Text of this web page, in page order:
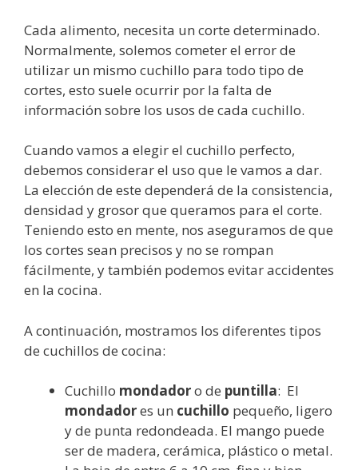
Cada alimento, necesita un corte determinado.
Normalmente, solemos cometer el error de
utilizar un mismo cuchillo para todo tipo de
cortes, esto suele ocurrir por la falta de
información sobre los usos de cada cuchillo.
Cuando vamos a elegir el cuchillo perfecto,
debemos considerar el uso que le vamos a dar.
La elección de este dependerá de la consistencia,
densidad y grosor que queramos para el corte.
Teniendo esto en mente, nos aseguramos de que
los cortes sean precisos y no se rompan
fácilmente, y también podemos evitar accidentes
en la cocina.
A continuación, mostramos los diferentes tipos
de cuchillos de cocina:
Cuchillo mondadoro de puntilla: El
mondadores un cuchillo pequeño, ligero
y de punta redondeada. El mango puede
ser de madera, cerámica, plástico o metal.